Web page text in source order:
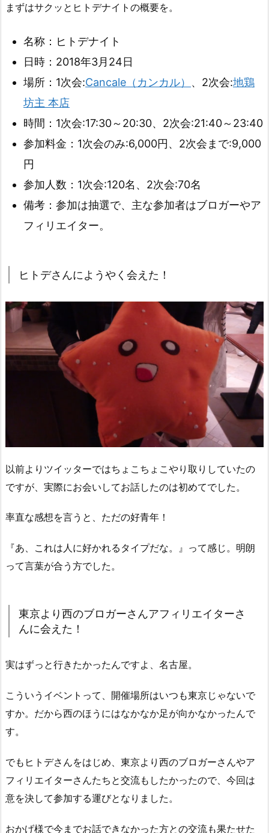
まずはサクッとヒトデナイトの概要を。
名称：ヒトデナイト
日時：2018年3月24日
場所：1次会:Cancale（カンカル） 、2次会:地鶏
坊主 本店
時間：1次会:17:30～20:30、2次会:21:40～23:40
参加料金：1次会のみ:6,000円、2次会まで:9,000
円
参加人数：1次会:120名、2次会:70名
備考：参加は抽選で、主な参加者はブロガーやア
フィリエイター。
ヒトデさんにようやく会えた！
以前よりツイッターではちょこちょこやり取りしていたの
ですが、実際にお会いしてお話したのは初めてでした。
率直な感想を言うと、ただの好青年！
『あ、これは人に好かれるタイプだな。』って感じ。明朗
って言葉が合う方でした。
東京より西のブロガーさんアフィリエイターさ
んに会えた！
実はずっと行きたかったんですよ、名古屋。
こういうイベントって、開催場所はいつも東京じゃないで
すか。だから西のほうにはなかなか足が向かなかったんで
す。
でもヒトデさんをはじめ、東京より西のブロガーさんやア
フィリエイターさんたちと交流もしたかったので、今回は
意を決して参加する運びとなりました。
おかげ様で今までお話できなかった方との交流も果たせた